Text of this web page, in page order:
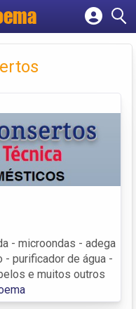
- microondas - adega
purificador de água -
e muitos outros